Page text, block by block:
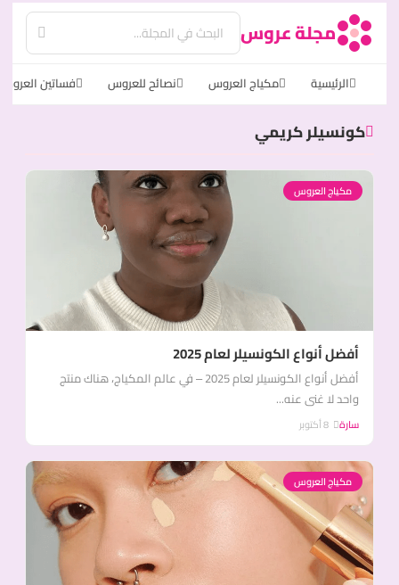
مجلة عروس
الرئيسية مكياج العروس نصائح للعروس فساتين العروس
كونسيلر كريمي
مكياج العروس
أفضل أنواع الكونسيلر لعام 2025
أفضل أنواع الكونسيلر لعام 2025 – في عالم المكياج، هناك منتج
واحد لا غنى عنه...
سارة
مكياج العروس